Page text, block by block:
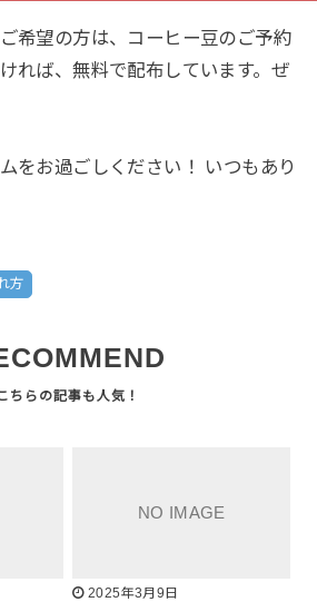
希望の方は、コーヒー豆のご予約
れば、無料で配布しています。ぜ
をお過ごしください！ いつもあり
方
2025年3月9日